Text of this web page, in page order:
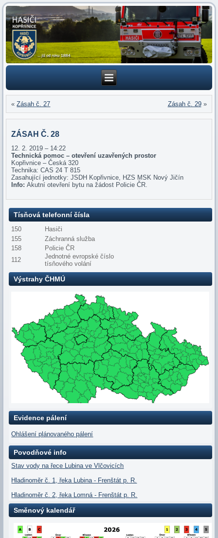
«Zásah č. 27 Zásah č. 29»
ZÁSAH Č. 28
12. 2. 2019 – 14:22
Technická pomoc – otevření uzavřených prostor
Kopřivnice – Česká 320
Technika: CAS 24 T 815
Zasahující jednotky: JSDH Kopřivnice, HZS MSK Nový Jičín
Info:Akutní otevření bytu na žádost Policie ČR.
Tísňová telefonní čísla
150
Hasiči
155
Záchranná služba
158
Policie ČR
112
Jednotné evropské číslo
tísňového volání
Výstrahy ČHMÚ
Evidence pálení
Ohlášení plánovaného pálení
Povodňové info
Stav vody na řece Lubina ve Vlčovicích
Hladinoměr č. 1, řeka Lubina - Frenštát p. R.
Hladinoměr č. 2, řeka Lomná - Frenštát p. R.
Směnový kalendář